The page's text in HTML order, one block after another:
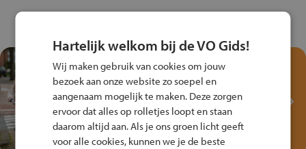
Test je kennis met het
Fiets Veilig
Verkeersspel!
Speel het Fiets Veilig Verkeersspel
en win een Cortina-fiets!
Hartelijk welkom bij de VO Gids!
Wij maken gebruik van cookies om jouw
bezoek aan onze website zo soepel en
aangenaam mogelijk te maken. Deze zorgen
ervoor dat alles op rolletjes loopt en staan
daarom altijd aan. Als je ons groen licht geeft
voor alle cookies, kunnen we je de beste